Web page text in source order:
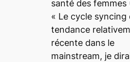
santé des femmes
« Le cycle syncing
tendance
récente dans le
mainstream, je